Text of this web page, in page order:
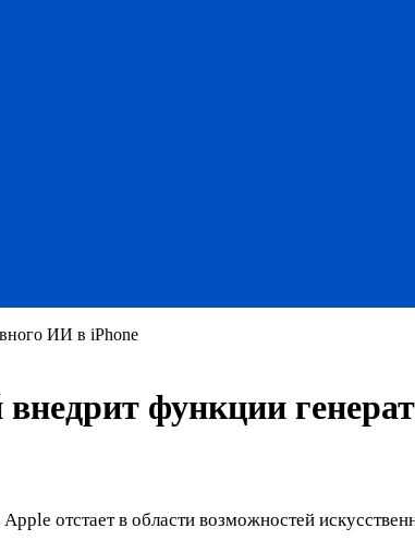
ИИ в iPhone
функции
отстает в области возможностей